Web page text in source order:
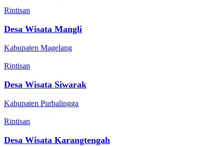
Rintisan
Desa Wisata Mangli
Kabupaten Magelang
Rintisan
Desa Wisata Siwarak
Kabupaten Purbalingga
Rintisan
Desa Wisata Karangtengah